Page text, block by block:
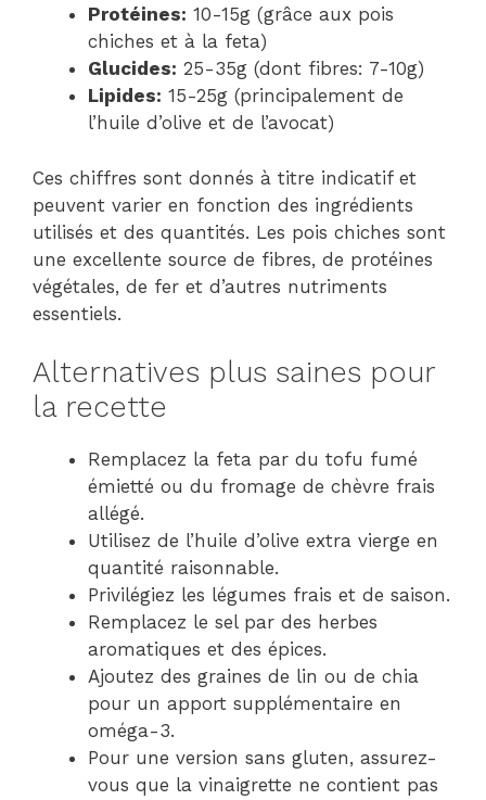
Protéines: 10-15g (grâce aux pois
chiches et à la feta)
Glucides: 25-35g (dont fibres: 7-10g)
Lipides: 15-25g (principalement de
l’huile d’olive et de l’avocat)
Ces chiffres sont donnés à titre indicatif et
peuvent varier en fonction des ingrédients
utilisés et des quantités. Les pois chiches sont
une excellente source de fibres, de protéines
végétales, de fer et d’autres nutriments
essentiels.
Alternatives plus saines pour
la recette
Remplacez la feta par du tofu fumé
émietté ou du fromage de chèvre frais
allégé.
Utilisez de l’huile d’olive extra vierge en
quantité raisonnable.
Privilégiez les légumes frais et de saison.
Remplacez le sel par des herbes
aromatiques et des épices.
Ajoutez des graines de lin ou de chia
pour un apport supplémentaire en
oméga-3.
Pour une version sans gluten, assurez-
vous que la vinaigrette ne contient pas